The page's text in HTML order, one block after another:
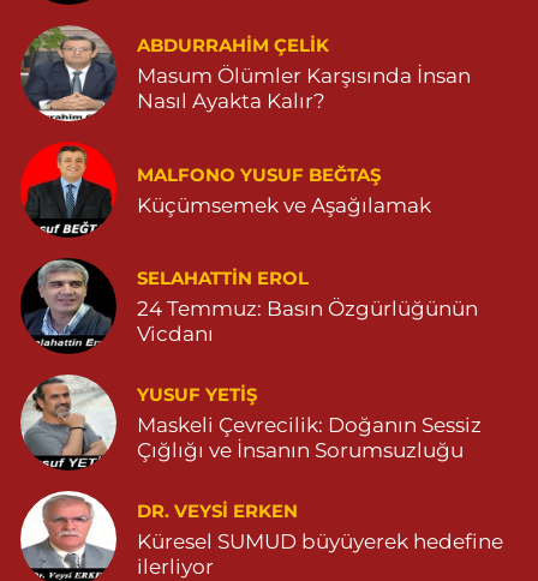
Hayat Eczanesi
GÜNDOĞAN MAHALLESİ STAD CADDESİ NO:36 A 05380544155
0 (538) 054 41 55 Yol Tarifi Al
Huzur Eczanesi
GÜL MAHALLESİ VATAN CADDE NO:4A 04825912517
0 (482) 591 25 17 Yol Tarifi Al
Dara Eczanesi
NUR MAHALLESİ VALİ OZAN CADDESİ DIŞ KAPI NO:122G
DEVLET HASTANESİ KARŞISI (DİYARBAKIR YOLU CEPHESİ)
04822125304
0 (482) 212 53 04 Yol Tarifi Al
Özdemir Eczanesi
YENİ MAHALLE 3086 SOKAK NO:4 3 04825413121
0 (482) 541 31 21 Yol Tarifi Al
ABDURRAHIM ÇELİK
Masum Ölümler Karşısında İnsan
Nasıl Ayakta Kalır?
MALFONO YUSUF BEĞTAŞ
Küçümsemek ve Aşağılamak
SELAHATTIN EROL
24 Temmuz: Basın Özgürlüğünün
Vicdanı
YUSUF YETİŞ
Maskeli Çevrecilik: Doğanın Sessiz
Çığlığı ve İnsanın Sorumsuzluğu
DR. VEYSI ERKEN
Küresel SUMUD büyüyerek hedefine
ilerliyor